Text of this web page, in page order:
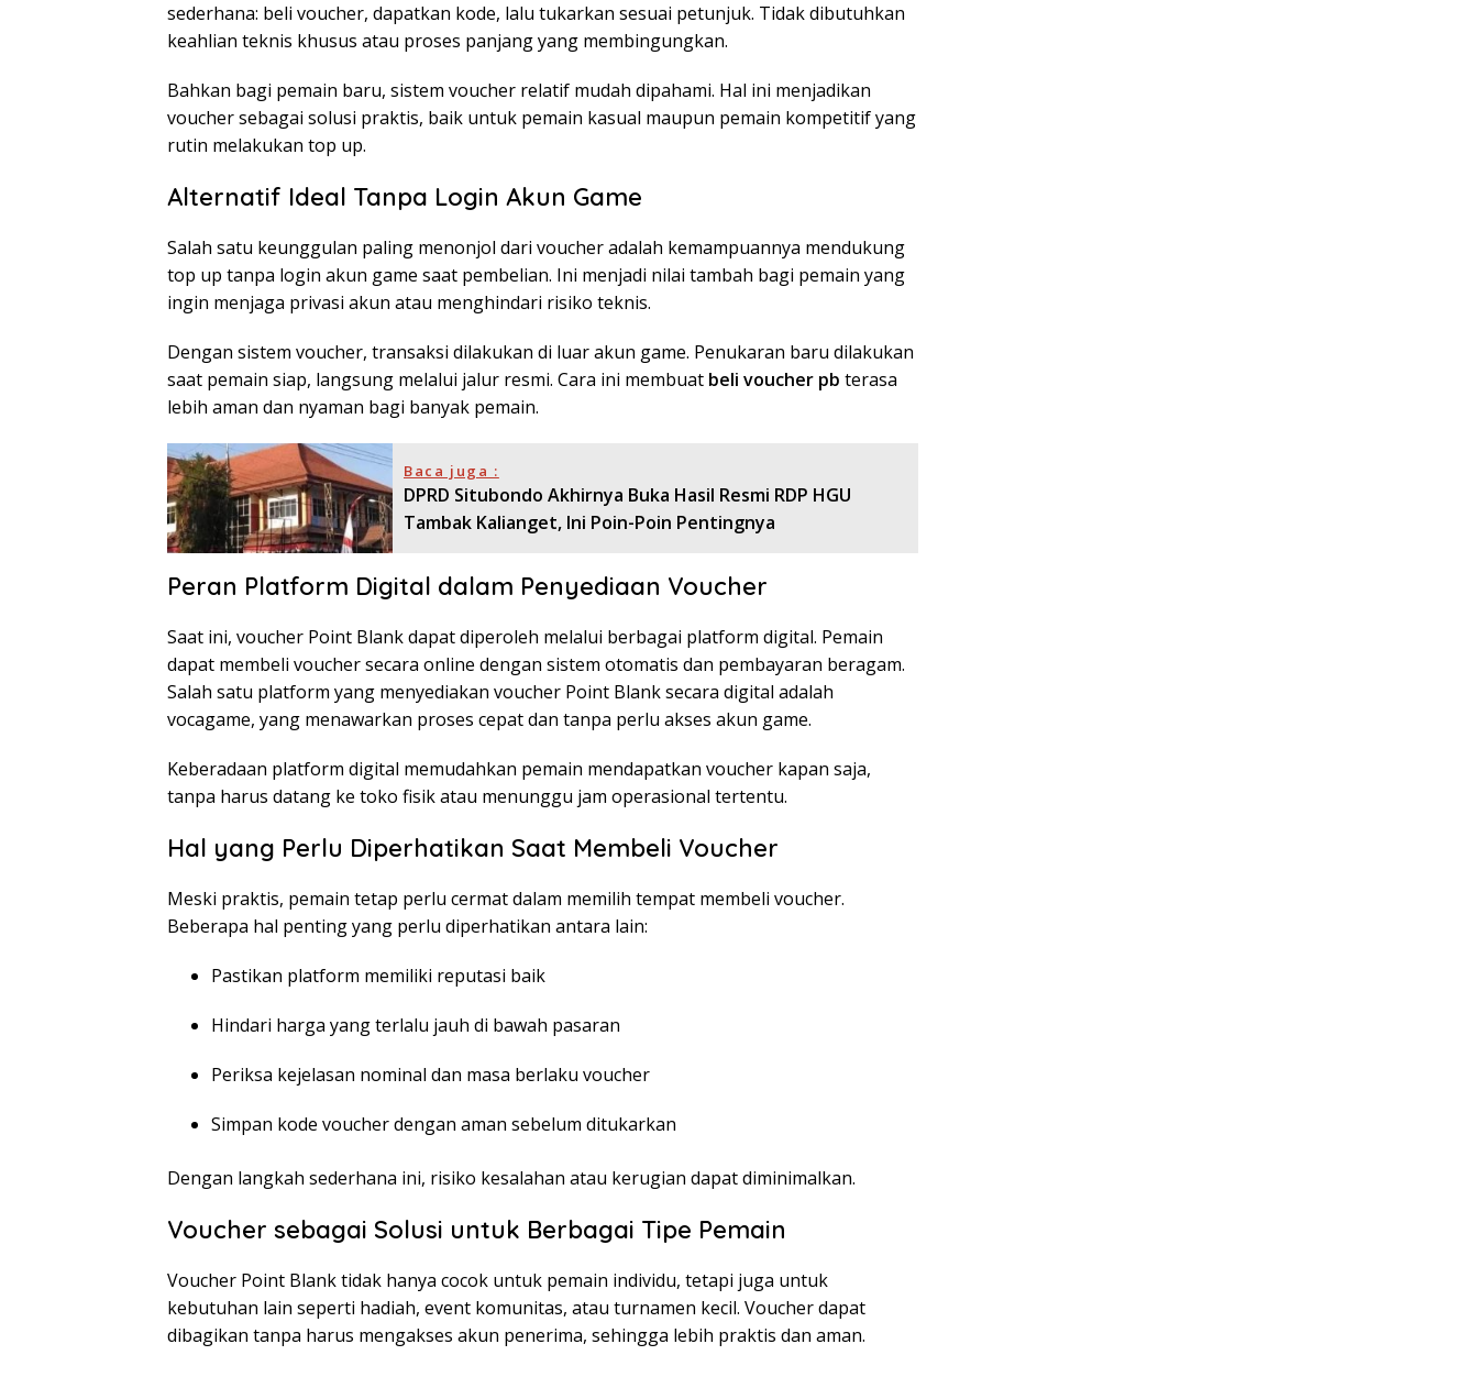
sederhana: beli voucher, dapatkan kode, lalu tukarkan sesuai petunjuk. Tidak dibutuhkan
keahlian teknis khusus atau proses panjang yang membingungkan.
Bahkan bagi pemain baru, sistem voucher relatif mudah dipahami. Hal ini menjadikan
voucher sebagai solusi praktis, baik untuk pemain kasual maupun pemain kompetitif yang
rutin melakukan top up.
Alternatif Ideal Tanpa Login Akun Game
Salah satu keunggulan paling menonjol dari voucher adalah kemampuannya mendukung
top up tanpa login akun game saat pembelian. Ini menjadi nilai tambah bagi pemain yang
ingin menjaga privasi akun atau menghindari risiko teknis.
Dengan sistem voucher, transaksi dilakukan di luar akun game. Penukaran baru dilakukan
saat pemain siap, langsung melalui jalur resmi. Cara ini membuat beli voucher pb terasa
lebih aman dan nyaman bagi banyak pemain.
Baca juga :
DPRD Situbondo Akhirnya Buka Hasil Resmi RDP HGU
Tambak Kalianget, Ini Poin-Poin Pentingnya
Peran Platform Digital dalam Penyediaan Voucher
Saat ini, voucher Point Blank dapat diperoleh melalui berbagai platform digital. Pemain
dapat membeli voucher secara online dengan sistem otomatis dan pembayaran beragam.
Salah satu platform yang menyediakan voucher Point Blank secara digital adalah
vocagame, yang menawarkan proses cepat dan tanpa perlu akses akun game.
Keberadaan platform digital memudahkan pemain mendapatkan voucher kapan saja,
tanpa harus datang ke toko fisik atau menunggu jam operasional tertentu.
Hal yang Perlu Diperhatikan Saat Membeli Voucher
Meski praktis, pemain tetap perlu cermat dalam memilih tempat membeli voucher.
Beberapa hal penting yang perlu diperhatikan antara lain:
Pastikan platform memiliki reputasi baik
Hindari harga yang terlalu jauh di bawah pasaran
Periksa kejelasan nominal dan masa berlaku voucher
Simpan kode voucher dengan aman sebelum ditukarkan
Dengan langkah sederhana ini, risiko kesalahan atau kerugian dapat diminimalkan.
Voucher sebagai Solusi untuk Berbagai Tipe Pemain
Voucher Point Blank tidak hanya cocok untuk pemain individu, tetapi juga untuk
kebutuhan lain seperti hadiah, event komunitas, atau turnamen kecil. Voucher dapat
dibagikan tanpa harus mengakses akun penerima, sehingga lebih praktis dan aman.